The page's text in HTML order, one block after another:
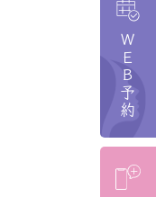
ＷＥＢ予約